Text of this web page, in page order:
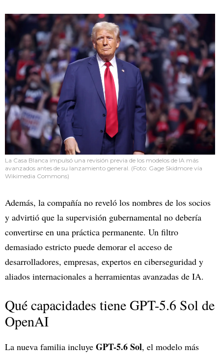
La Casa Blanca impulsó una revisión previa de los modelos de IA más
avanzados antes de su lanzamiento general. (Foto: Gage Skidmore vía
Wikimedia Commons)
Además, la compañía no reveló los nombres de los socios
y advirtió que la supervisión gubernamental no debería
convertirse en una práctica permanente. Un filtro
demasiado estricto puede demorar el acceso de
desarrolladores, empresas, expertos en ciberseguridad y
aliados internacionales a herramientas avanzadas de IA.
Qué capacidades tiene GPT-5.6 Sol de
OpenAI
La nueva familia incluye GPT-5.6 Sol, el modelo más